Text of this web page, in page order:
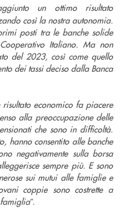
un ottimo risultato
così la nostra autonomia.
posti tra le banche solide
Italiano. Ma non
del 2023, così come quello
dei tassi deciso dalla Banca
risultato economico fa piacere
alla preoccupazione delle
che sono in difficoltà.
hanno consentito alle banche
negativamente sulla borsa
sempre più. E sono
sui mutui alle famiglie e
coppie sono costrette a
”.